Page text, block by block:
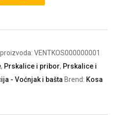
VENTKOS000000001
, Prskalice i pribor, Prskalice i
- Voćnjak i bašta Brend: Kosa